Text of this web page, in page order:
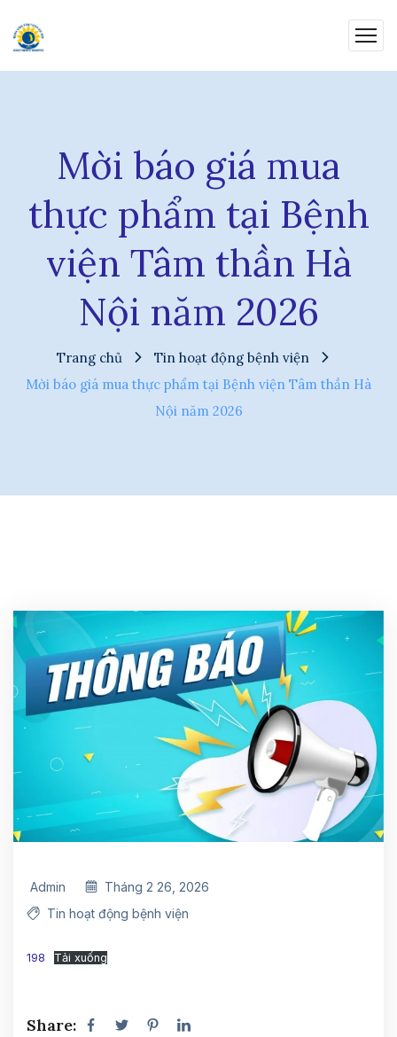
Mời báo giá mua
thực phẩm tại Bệnh
viện Tâm thần Hà
Nội năm 2026
Trang chủ
Tin hoạt động bệnh viện
Mời báo giá mua thực phẩm tại Bệnh viện Tâm thần Hà
Nội năm 2026
Admin
Tháng 2 26, 2026
Tin hoạt động bệnh viện
198 Tải xuống
Share: